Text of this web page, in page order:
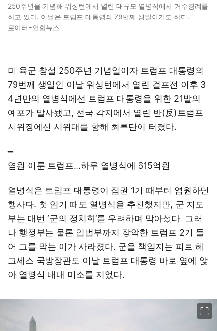
250주년을 기념해 워싱턴에서 열린 대규모 열병식에서 거수경례를
하고 있다. 이날은 트럼프 대통령의 79번째 생일이기도 하다.
로이터=연합뉴스
미 육군 창설 250주년 기념일이자 트럼프 대통령의
79번째 생일인 이날 워싱턴에서 열린 걸프전 이후 3
4년만의 열병식에선 트럼프 대통령을 위한 21발의
예포가 발사됐고, 전국 각지에서 열린 반(反)트럼프
시위장에선 시위대를 향해 최루탄이 터졌다.
━
염원 이룬 트럼프…하루 열병식에 615억원
열병식은 트럼프 대통령이 집권 1기 때부터 염원하던
행사다. 첫 임기 때도 열병식을 추진했지만, 군 지도
부는 매번 ‘군의 정치화’를 우려하며 막아섰다. 그러
나 행정부는 물론 입법부까지 장악한 트럼프 2기 들
어 그를 막는 이가 사라졌다. 군을 책임지는 피트 헤
그세스 국방장관도 이날 트럼프 대통령 바로 옆에 앉
아 열병식 내내 미소를 지었다.